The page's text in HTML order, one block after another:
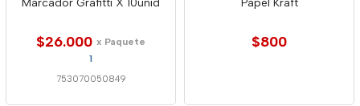
Marcador Grafitti X 10unid
$26.000 x Paquete
1
753070050849
Papel Kraft
$800